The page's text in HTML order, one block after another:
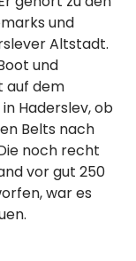
und
Altstadt.
und
auf dem
Haderslev, ob
Belts nach
noch recht
vor gut 250
war es